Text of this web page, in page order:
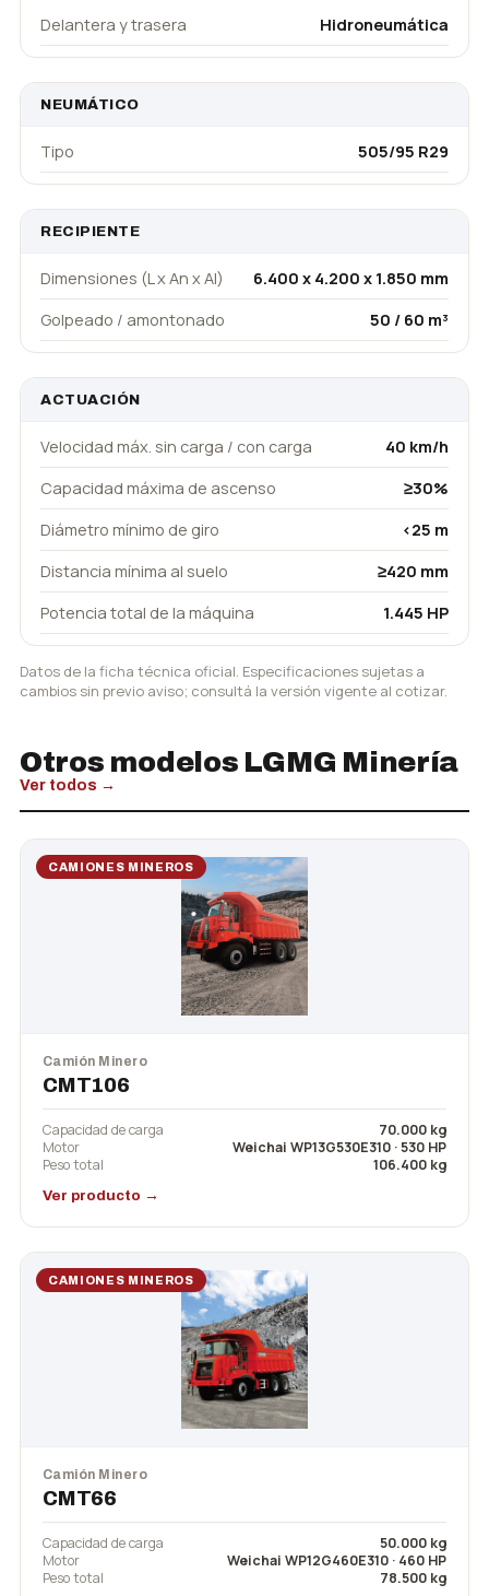
Delantera y trasera Hidroneumática
NEUMÁTICO
Tipo 505/95 R29
RECIPIENTE
Dimensiones (L x An x Al)
6.400 x 4.200 x 1.850 mm
Golpeado / amontonado
50 / 60 m³
ACTUACIÓN
Velocidad máx. sin carga / con carga
40 km/h
Capacidad máxima de ascenso
≥30%
Diámetro mínimo de giro
<25 m
Distancia mínima al suelo
≥420 mm
Potencia total de la máquina
1.445 HP
Datos de la ficha técnica oficial. Especificaciones sujetas a
cambios sin previo aviso; consultá la versión vigente al cotizar.
Otros modelos LGMG Minería
Ver todos →
CAMIONES MINEROS
Camión Minero
CMT106
Capacidad de carga
70.000 kg
Motor
Weichai WP13G530E310 · 530 HP
Peso total
106.400 kg
Ver producto →
CAMIONES MINEROS
Camión Minero
CMT66
Capacidad de carga
50.000 kg
Motor
Weichai WP12G460E310 · 460 HP
Peso total
78.500 kg